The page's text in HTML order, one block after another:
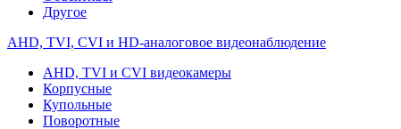
Другое
AHD, TVI, CVI и HD-аналоговое видеонаблюдение
AHD, TVI и CVI видеокамеры
Корпусные
Купольные
Поворотные